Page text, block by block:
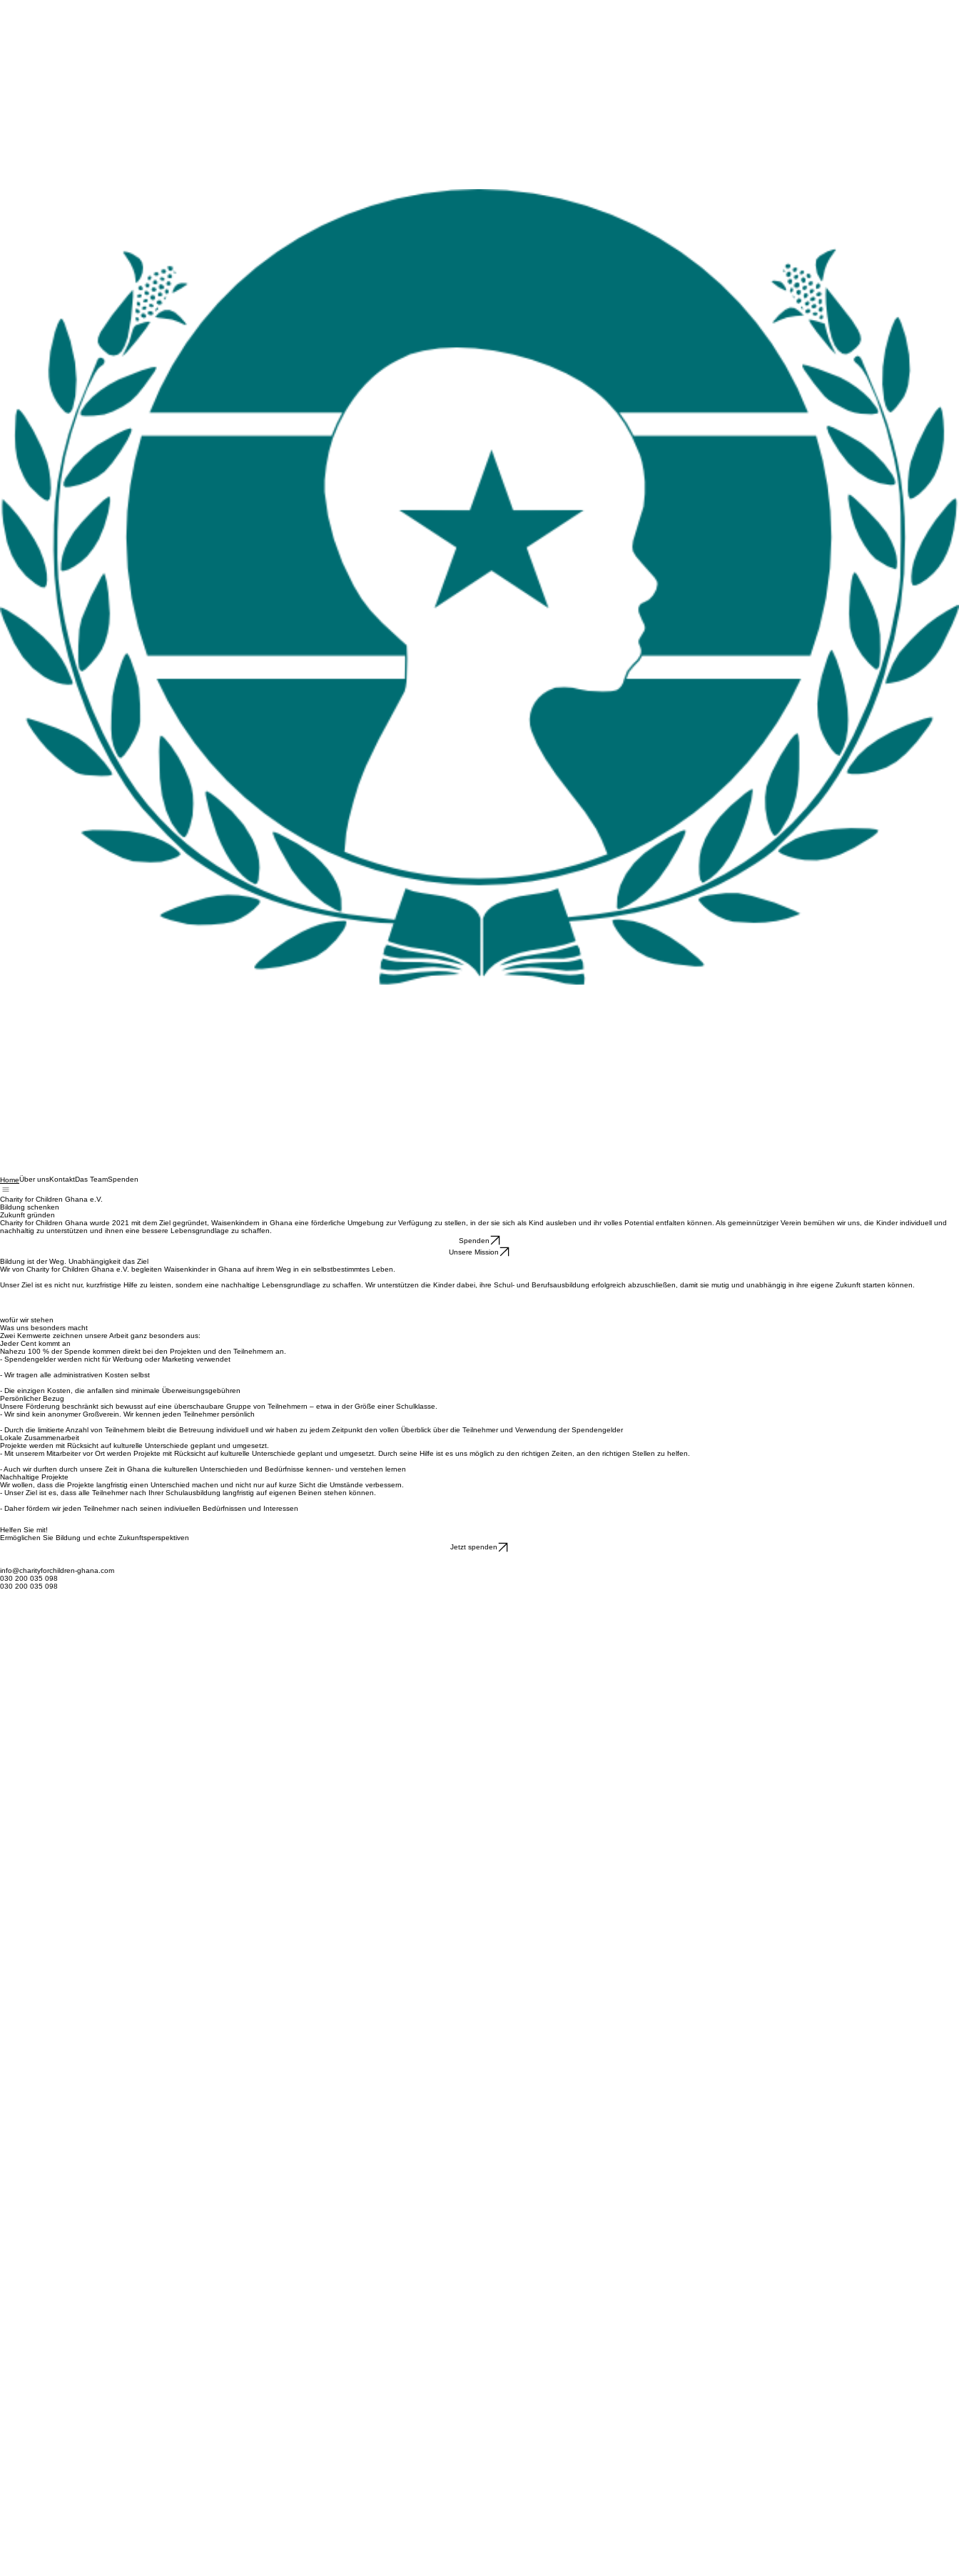
Home
Charity for Children Ghana e.V.
Bildung schenken
Zukunft gründen
Charity for Children Ghana wurde 2021 mit dem Ziel gegründet, Waisenkindern in Ghana eine förderliche Umgebung zur Verfügung zu stellen, in der sie sich als Kind ausleben und ihr volles Potential entfalten können. Als gemeinnütziger Verein bemühen wir uns, die Kinder individuell und
Spenden
Bildung ist der Weg. Unabhängigkeit das Ziel
Wir von Charity for Children Ghana e.V. begleiten Waisenkinder in Ghana auf ihrem Weg in ein selbstbestimmtes Leben.
wofür wir stehen
Was uns besonders macht
Zwei Kernwerte zeichnen unsere Arbeit ganz besonders aus:
Jeder Cent kommt an
Nahezu 100 % der Spende kommen direkt bei den Projekten und den Teilnehmern an.
- Spendengelder werden nicht für Werbung oder Marketing verwendet
- Wir tragen alle administrativen Kosten selbst
- Die einzigen Kosten, die anfallen sind minimale Überweisungsgebühren
Persönlicher Bezug
Unsere Förderung beschränkt sich bewusst auf eine überschaubare Gruppe von Teilnehmern – etwa in der Größe einer Schulklasse.
- Wir sind kein anonymer Großverein. Wir kennen jeden Teilnehmer persönlich
- Durch die limitierte Anzahl von Teilnehmern bleibt die Betreuung individuell und wir haben zu jedem Zeitpunkt den vollen Überblick über die Teilnehmer und Verwendung der Spendengelder
Lokale Zusammenarbeit
Projekte werden mit Rücksicht auf kulturelle Unterschiede geplant und umgesetzt.
- Mit unserem Mitarbeiter vor Ort werden Projekte mit Rücksicht auf kulturelle Unterschiede geplant und umgesetzt. Durch seine Hilfe ist es uns möglich zu den richtigen Zeiten, an den richtigen Stellen zu helfen.
- Auch wir durften durch unsere Zeit in Ghana die kulturellen Unterschieden und Bedürfnisse kennen- und verstehen lernen
Nachhaltige Projekte
Wir wollen, dass die Projekte langfristig einen Unterschied machen und nicht nur auf kurze Sicht die Umstände verbessern.
- Unser Ziel ist es, dass alle Teilnehmer nach Ihrer Schulausbildung langfristig auf eigenen Beinen stehen können.
Helfen Sie mit!
info@charityforchildren-ghana.com